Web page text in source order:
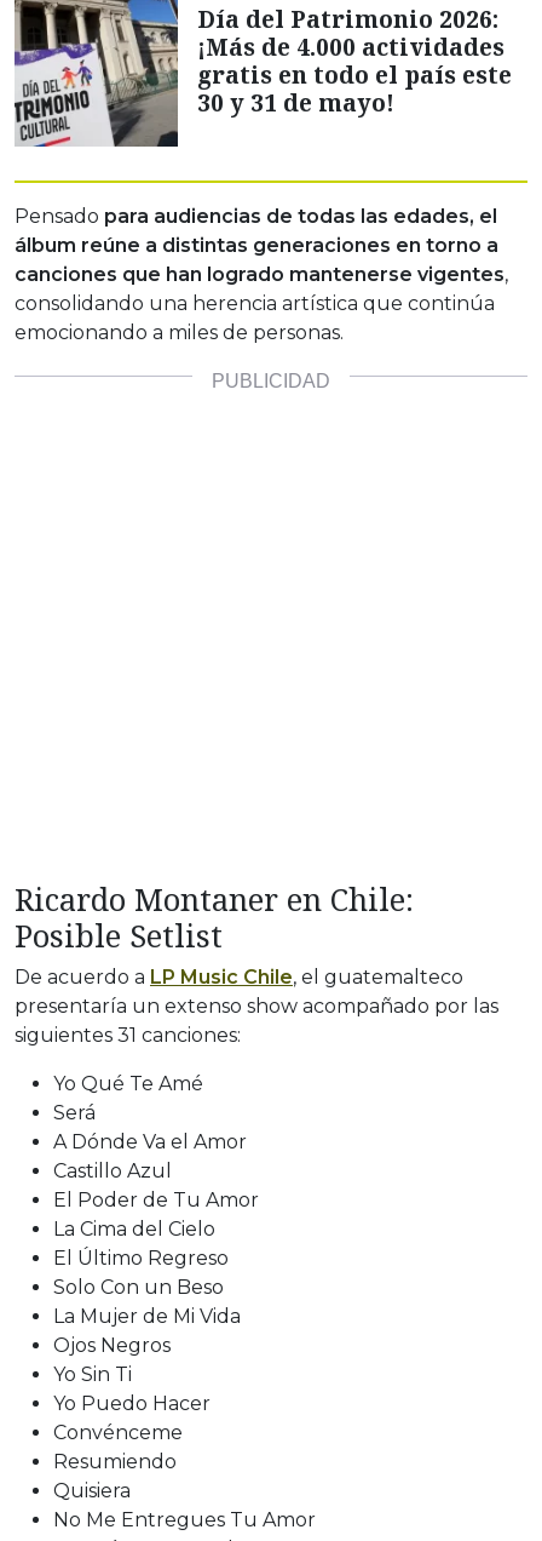
Día del Patrimonio 2026:
¡Más de 4.000 actividades
gratis en todo el país este
30 y 31 de mayo!
Pensado para audiencias de todas las edades, el
álbum reúne a distintas generaciones en torno a
canciones que han logrado mantenerse vigentes,
consolidando una herencia artística que continúa
emocionando a miles de personas.
Ricardo Montaner en Chile:
Posible Setlist
De acuerdo a LP Music Chile, el guatemalteco
presentaría un extenso show acompañado por las
siguientes 31 canciones:
Yo Qué Te Amé
Será
A Dónde Va el Amor
Castillo Azul
El Poder de Tu Amor
La Cima del Cielo
El Último Regreso
Solo Con un Beso
La Mujer de Mi Vida
Ojos Negros
Yo Sin Ti
Yo Puedo Hacer
Convénceme
Resumiendo
Quisiera
No Me Entregues Tu Amor